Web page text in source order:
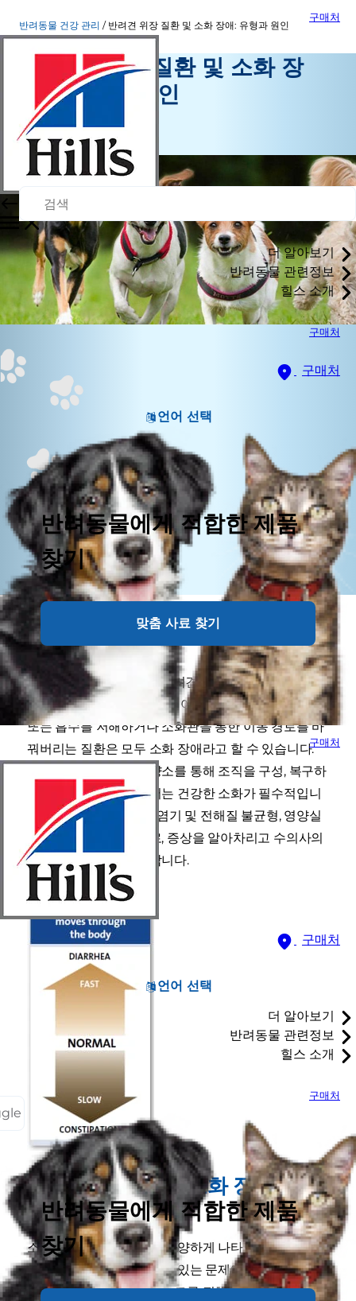
구매처
더 알아보기
반려동물 관련정보
힐스 소개
구매처
구매처
언어 선택
반려동물에게 적합한 제품
찾기
맞춤 사료 찾기
구매처
구매처
언어 선택
더 알아보기
반려동물 관련정보
힐스 소개
구매처
반려동물에게 적합한 제품
찾기
반려동물 건강 관리 반려견 위장 질환 및 소화 장애: 유형과 원인
반려견 위장 질환 및 소화 장
애: 유형과 원인
반려동물 건강 관리
구월 11, 2015
위장(GI) 및 소화 장애란 무엇인
가요?
위장(GI) 장애 및 질환은 반려견의 위장과 창자에 영향
을 미쳐 통증과 기타 문제를 야기합니다. 음식의 소화
또는 흡수를 저해하거나 소화관을 통한 이동 경로를 바
꿔버리는 질환은 모두 소화 장애라고 할 수 있습니다.
반려견이 음식에 든 영양소를 통해 조직을 구성, 복구하
고 에너지를 얻기 위해서는 건강한 소화가 필수적입니
다. 위장 장애는 탈수, 산염기 및 전해질 불균형, 영양실
조를 야기할 수 있으므로, 증상을 알아차리고 수의사의
진찰을 받는 것이 중요합니다.
반려견의 위장 및 소화 장애의 유
형과 원인
소화 장애의 유형은 매우 다양하게 나타납니다. 그러므
로 수의사는 반려견이 겪고 있는 문제에 대한 원인을 정
확하게 판단하기 위해 테스트를 진행할 수 있습니다. 원